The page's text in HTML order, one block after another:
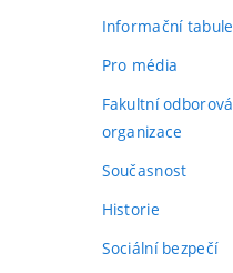
Informační tabule
Pro média
Fakultní odborová
organizace
Současnost
Historie
Sociální bezpečí